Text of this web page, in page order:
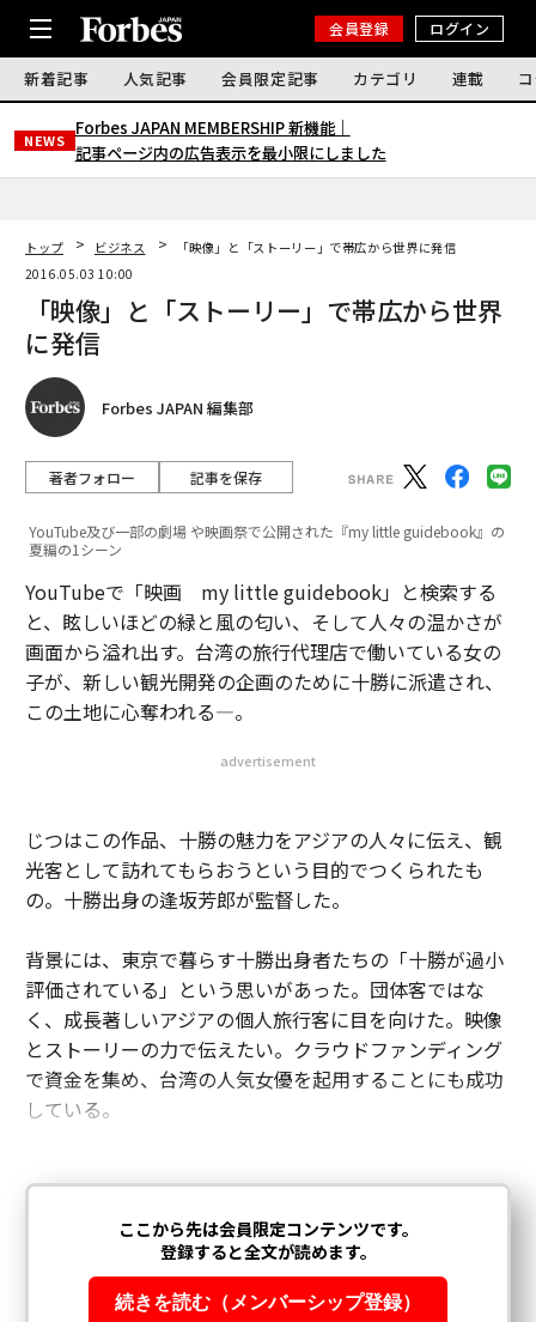
会員登録 ログイン
新着記事 人気記事 会員限定記事 カテゴリ 連載
NEWS
Forbes JAPAN MEMBERSHIP 新機能｜
記事ページ内の広告表示を最小限にしました
トップ ビジネス
「映像」と「ストーリー」で帯広から世界に発信
2016.05.03 10:00
「映像」と「ストーリー」で帯広から世界
に発信
Forbes JAPAN 編集部
著者フォロー 記事を保存
YouTube及び一部の劇場 や映画祭で公開された『my little guidebook』の
夏編の1シーン
YouTubeで「映画 my little guidebook」と検索する
と、眩しいほどの緑と風の匂い、そして人々の温かさが
画面から溢れ出す。台湾の旅行代理店で働いている女の
子が、新しい観光開発の企画のために十勝に派遣され、
この土地に心奪われる—。
advertisement
じつはこの作品、十勝の魅力をアジアの人々に伝え、観
光客として訪れてもらおうという目的でつくられたも
の。十勝出身の逢坂芳郎が監督した。
背景には、東京で暮らす十勝出身者たちの「十勝が過小
評価されている」という思いがあった。団体客ではな
く、成長著しいアジアの個人旅行客に目を向けた。映像
とストーリーの力で伝えたい。クラウドファンディング
で資金を集め、台湾の人気女優を起用することにも成功
している。